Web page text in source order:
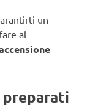
un
al